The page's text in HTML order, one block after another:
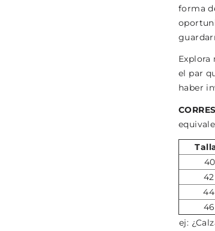
forma
Explora
el par
haber
ej: